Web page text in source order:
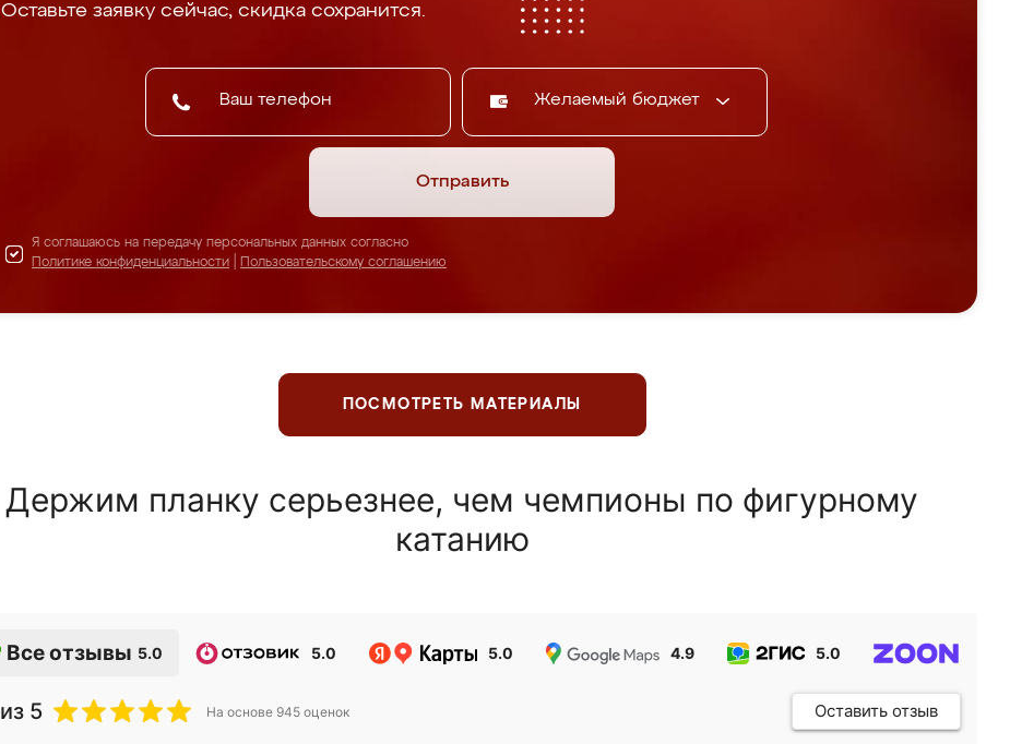
Оставьте заявку сейчас, скидка сохранится.
Желаемый бюджет
Отправить
Я соглашаюсь на передачу персональных данных согласно
Политике конфиденциальности
Пользовательскому соглашению
ПОСМОТРЕТЬ МАТЕРИАЛЫ
Держим планку серьезнее, чем чемпионы по фигурному
катанию
Все отзывы 5.0 5.0 5.0 4.9 5.0
из 5 На основе 945 оценок Оставить отзыв